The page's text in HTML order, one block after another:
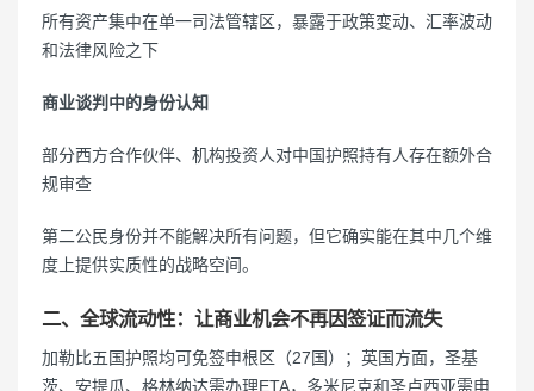
所有资产集中在单一司法管辖区，暴露于政策变动、汇率波动
和法律风险之下
商业谈判中的身份认知
部分西方合作伙伴、机构投资人对中国护照持有人存在额外合
规审查
第二公民身份并不能解决所有问题，但它确实能在其中几个维
度上提供实质性的战略空间。
二、全球流动性：让商业机会不再因签证而流失
加勒比五国护照均可免签申根区（27国）；英国方面，圣基
茨、安提瓜、格林纳达需办理ETA，多米尼克和圣卢西亚需申